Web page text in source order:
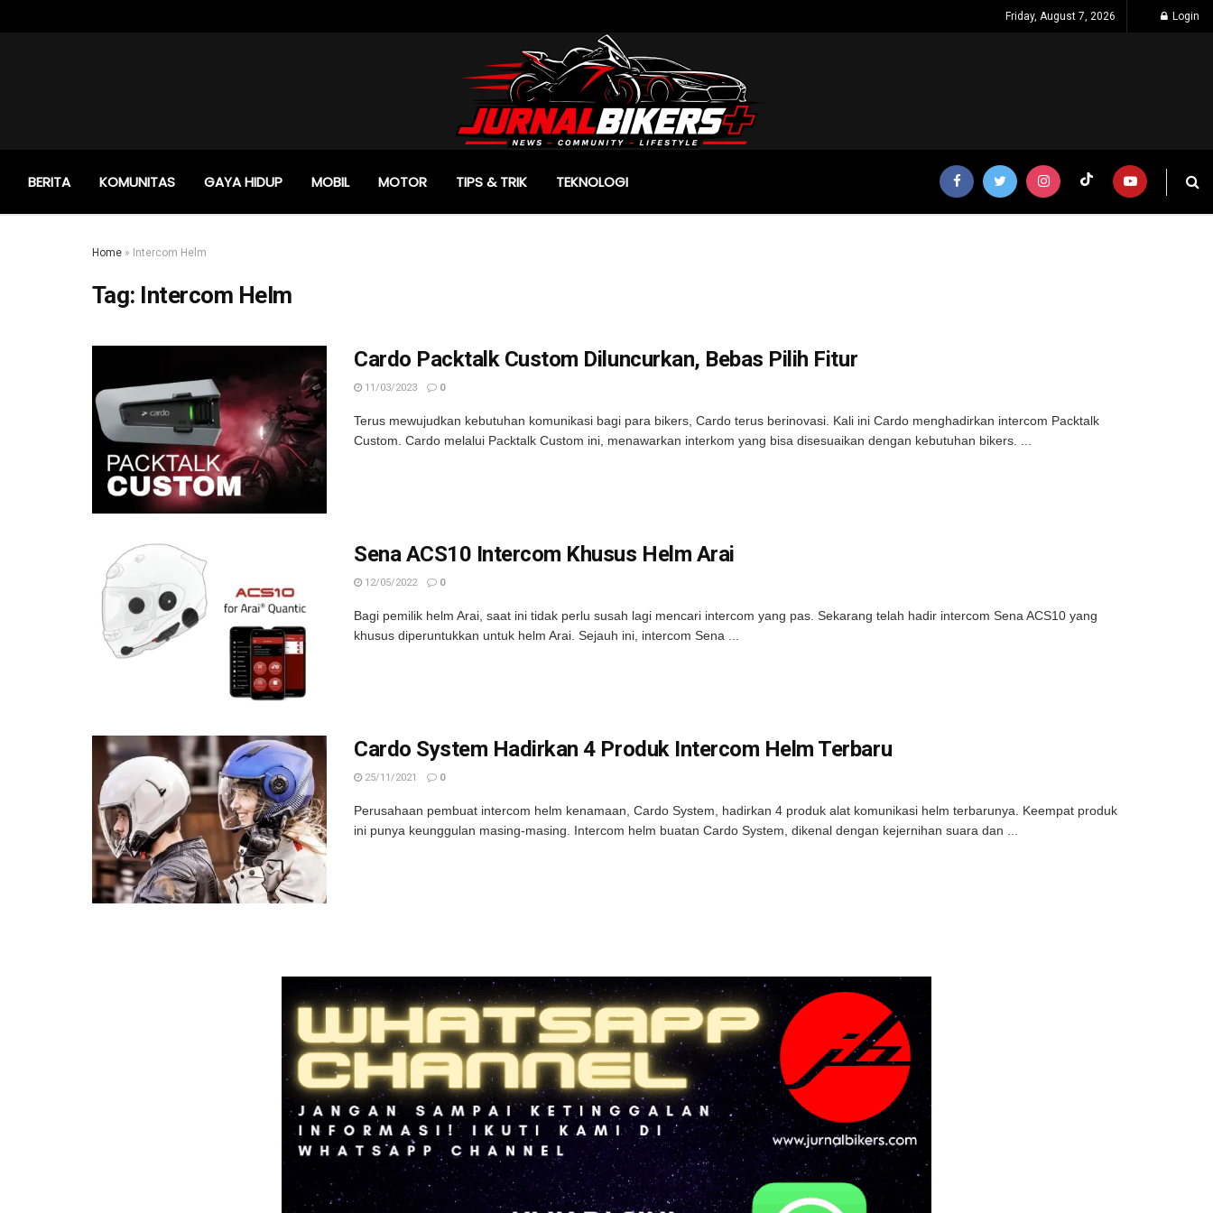
Friday, August 7, 2026 Login
BERITA KOMUNITAS GAYA HIDUP MOBIL MOTOR TIPS & TRIK TEKNOLOGI
Home » Intercom Helm
Tag: Intercom Helm
Cardo Packtalk Custom Diluncurkan, Bebas Pilih Fitur
11/03/2023 0
Terus mewujudkan kebutuhan komunikasi bagi para bikers, Cardo terus berinovasi. Kali ini Cardo menghadirkan intercom Packtalk
Custom. Cardo melalui Packtalk Custom ini, menawarkan interkom yang bisa disesuaikan dengan kebutuhan bikers. ...
Sena ACS10 Intercom Khusus Helm Arai
12/05/2022 0
Bagi pemilik helm Arai, saat ini tidak perlu susah lagi mencari intercom yang pas. Sekarang telah hadir intercom Sena ACS10 yang
khusus diperuntukkan untuk helm Arai. Sejauh ini, intercom Sena ...
Cardo System Hadirkan 4 Produk Intercom Helm Terbaru
25/11/2021 0
Perusahaan pembuat intercom helm kenamaan, Cardo System, hadirkan 4 produk alat komunikasi helm terbarunya. Keempat produk
ini punya keunggulan masing-masing. Intercom helm buatan Cardo System, dikenal dengan kejernihan suara dan ...